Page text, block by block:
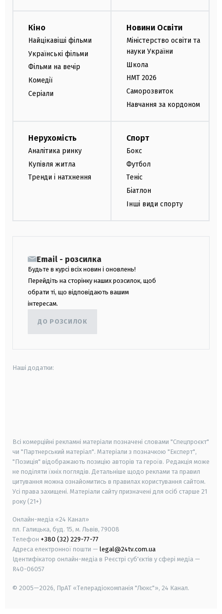
Кіно
Найцікавіші фільми
Українські фільми
Фільми на вечір
Комедії
Серіали
Новини Освіти
Міністерство освіти та
науки України
Школа
НМТ 2026
Саморозвиток
Навчання за кордоном
Нерухомість
Аналітика ринку
Купівля житла
Тренди і натхнення
Спорт
Бокс
Футбол
Теніс
Біатлон
Інші види спорту
Email - розсилка
Будьте в курсі всіх новин і оновлень!
Перейдіть на сторінку наших розсилок, щоб
обрати ті, що відповідають вашим
інтересам.
ДО РОЗСИЛОК
Наші додатки:
Всі комерційні рекламні матеріали позначені словами "Спецпроєкт"
чи "Партнерський матеріал". Матеріали з позначкою "Експерт",
"Позиція" відображають позицію авторів та героїв. Редакція може
не поділяти їхніх поглядів. Детальніше щодо реклами та правил
цитування можна ознайомитись в правилах користування сайтом.
Усі права захищені. Матеріали сайту призначені для осіб старше 21
року (21+)
Онлайн-медіа «24 Канал»
пл. Галицька, буд. 15, м. Львів, 79008
Телефон +380 (32) 229-77-77
Адреса електронної пошти — legal@24tv.com.ua
Ідентифікатор онлайн-медіа в Реєстрі суб'єктів у сфері медіа —
R40-06057
© 2005—2026, ПрАТ «Телерадіокомпанія "Люкс"», 24 Канал.